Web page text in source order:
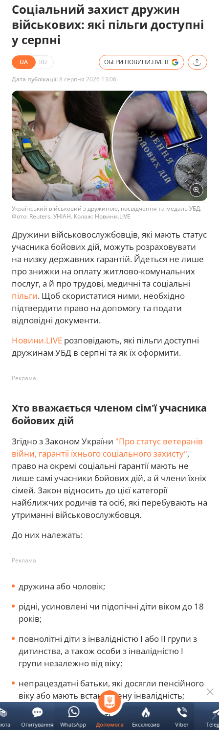
Соціальний захист дружин
військових: які пільги доступні
у серпні
UA RU ОБЕРИ НОВИНИ.LIVE В
Дата публікації:8 серпня 2026 13:06
Український військовий з дружиною, посвідчення та медаль УБД.
Фото: Reuters, УНІАН. Колаж: Новини.LIVE
Дружини військовослужбовців, які мають статус
учасника бойових дій, можуть розраховувати
на низку державних гарантій. Йдеться не лише
про знижки на оплату житлово-комунальних
послуг, а й про трудові, медичні та соціальні
пільги. Щоб скористатися ними, необхідно
підтвердити право на допомогу та подати
відповідні документи.
Новини.LIVE розповідають, які пільги доступні
дружинам УБД в серпні та як їх оформити.
Реклама
Хто вважається членом сім'ї учасника
бойових дій
Згідно з Законом України "Про статус ветеранів
війни, гарантії їхнього соціального захисту",
право на окремі соціальні гарантії мають не
лише самі учасники бойових дій, а й члени їхніх
сімей. Закон відносить до цієї категорії
найближчих родичів та осіб, які перебувають на
утриманні військовослужбовця.
До них належать:
Реклама
дружина або чоловік;
рідні, усиновлені чи підопічні діти віком до 18
років;
повнолітні діти з інвалідністю I або II групи з
дитинства, а також особи з інвалідністю I
групи незалежно від віку;
непрацездатні батьки, які досягли пенсійного
віку або мають встановлену інвалідність;
особи, які перебувають під опікою чи
піклуванням військового та офіційно
Допомога Ексклюзив Viber
Опитування WhatsApp